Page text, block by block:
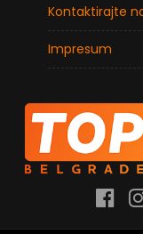
Kontaktirajte
Impresum